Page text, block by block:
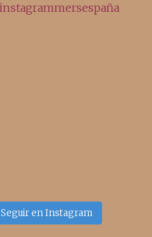
Seguir en Instagram